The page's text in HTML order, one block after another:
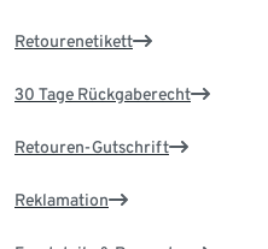
Retourenetikett
30 Tage Rückgaberecht
Retouren-Gutschrift
Reklamation